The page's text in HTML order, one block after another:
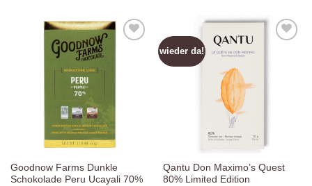
Wunschliste
hinzufügen
Goodnow Farms Dunkle
Schokolade Peru Ucayali 70%
wieder da!
Qantu Don Maximo’s Quest
80% Limited Edition